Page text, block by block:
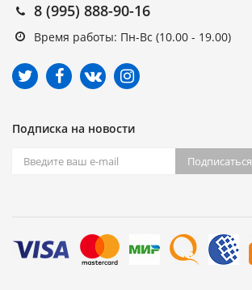
8 (995) 888-90-16
Время работы: Пн-Вс (10.00 - 19.00)
Подписка на новости
Подписаться